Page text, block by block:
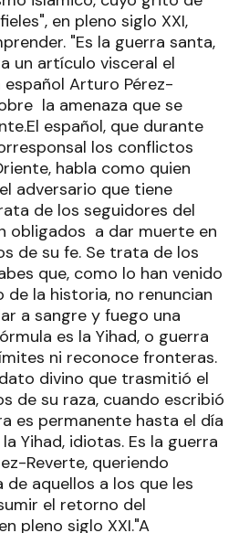
en pleno siglo XXI,
"Es la guerra santa,
un artículo visceral el
Arturo Pérez-
la amenaza que se
español, que durante
los conflictos
habla como quien
adversario que tiene
de los seguidores del
obligados a dar muerte en
de su fe. Se trata de los
que, como lo han venido
la historia, no renuncian
a sangre y fuego una
es la Yihad, o guerra
ni reconoce fronteras.
divino que trasmitió el
de su raza, cuando escribió
es permanente hasta el día
Yihad, idiotas. Es la guerra
Reverte, queriendo
aquellos a los que les
el retorno del
pleno siglo XXI."A